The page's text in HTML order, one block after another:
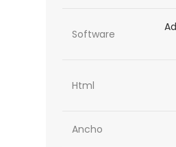
Software
Html
Ancho